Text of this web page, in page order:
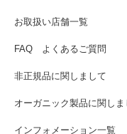
お取扱い店舗一覧
FAQ よくあるご質問
非正規品に関しまして
オーガニック製品に関しま
インフォメーション一覧